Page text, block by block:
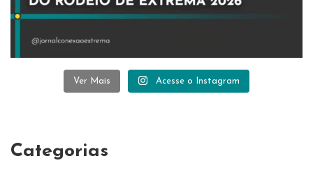
Ver Mais Acesse o Instagram
Categorias